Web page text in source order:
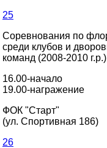
25
Соревнования по
среди клубов и
команд (2008-2010 г.р.)
16.00-начало
19.00-награжение
ФОК "Старт"
(ул. Спортивная 186)
26